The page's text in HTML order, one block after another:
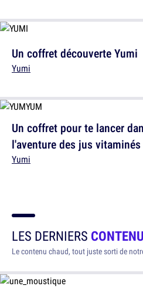
Un coffret découverte Yumi
Yumi
Un coffret pour te lancer
l'aventure des jus vitaminés
Yumi
LES DERNIERS
Le contenu chaud, tout juste sorti de